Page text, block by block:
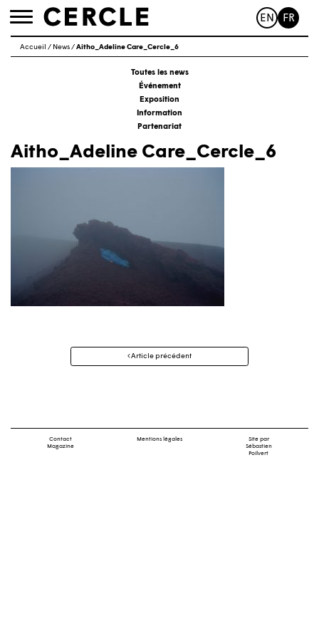
Toggle
EN FR
Accueil / News/Aitho_Adeline Care_Cercle_6
Toutes les news
Événement
Exposition
Information
Partenariat
Aitho_Adeline Care_Cercle_6
Navigation
Article précédent
Contact
Magazine
Mentions légales
Site par
Sébastien
Poilvert